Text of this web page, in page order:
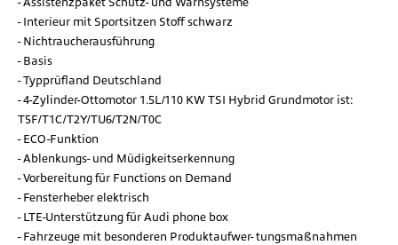
Interieur mit Sportsitzen Stoff schwarz
Nichtraucherausführung
Basis
Typprüfland Deutschland
4-Zylinder-Ottomotor 1.5L/110 KW TSI Hybrid Grundmotor ist:
T5F/T1C/T2Y/TU6/T2N/T0C
ECO-Funktion
Ablenkungs- und Müdigkeitserkennung
Vorbereitung für Functions on Demand
Fensterheber elektrisch
LTE-Unterstützung für Audi phone box
Fahrzeuge mit besonderen Produktaufwer- tungsmaßnahmen